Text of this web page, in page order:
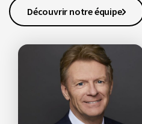
Découvrir notre équipe